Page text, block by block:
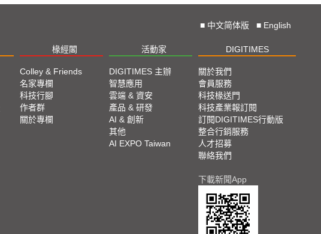
■ 中文简体版 ■ English
椽經閣 活動家 DIGITIMES
Colley & Friends
名家專欄
科技行腳
作者群
關於專欄
DIGITIMES 主辦
智慧應用
雲端 & 資安
產品 & 研發
AI & 創新
其他
AI EXPO Taiwan
關於我們
會員服務
科技椽送門
科技產業報訂閱
訂閱DIGITIMES行動版
整合行銷服務
人才招募
聯絡我們
下載新聞App